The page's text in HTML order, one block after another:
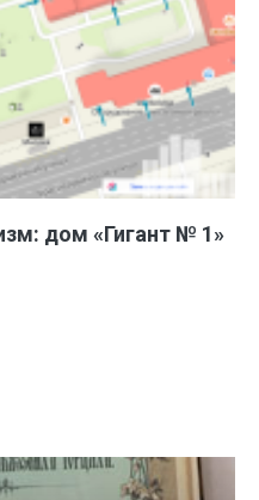
дом «Гигант № 1»